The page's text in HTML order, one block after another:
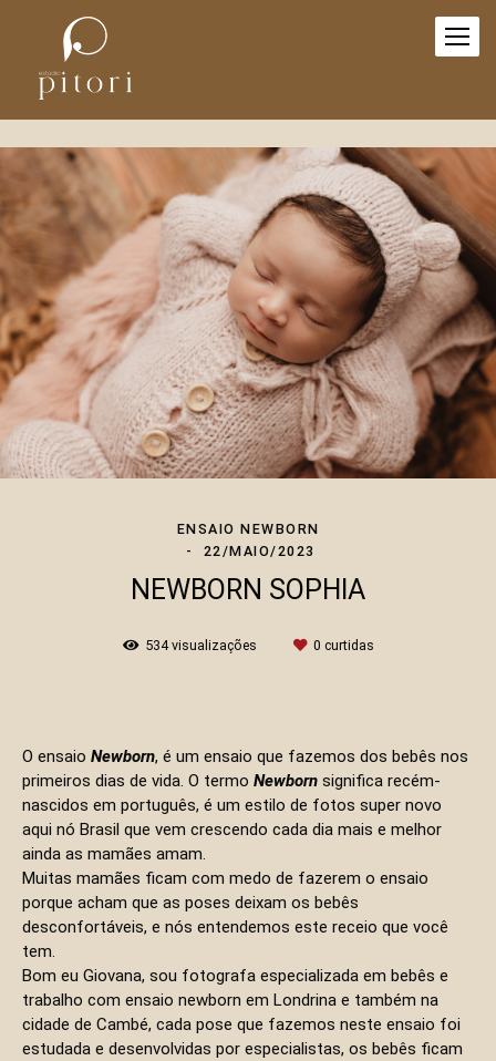
ENSAIO NEWBORN
22/MAIO/2023
NEWBORN SOPHIA
534visualizações 0 curtidas
O ensaio Newborn, é um ensaio que fazemos dos bebês nos
primeiros dias de vida. O termo Newborn significa recém-
nascidos em português, é um estilo de fotos super novo
aqui nó Brasil que vem crescendo cada dia mais e melhor
ainda as mamães amam.
Muitas mamães ficam com medo de fazerem o ensaio
porque acham que as poses deixam os bebês
desconfortáveis, e nós entendemos este receio que você
tem.
Bom eu Giovana, sou fotografa especializada em bebês e
trabalho com ensaio newborn em Londrina e também na
cidade de Cambé, cada pose que fazemos neste ensaio foi
estudada e desenvolvidas por especialistas, os bebês ficam